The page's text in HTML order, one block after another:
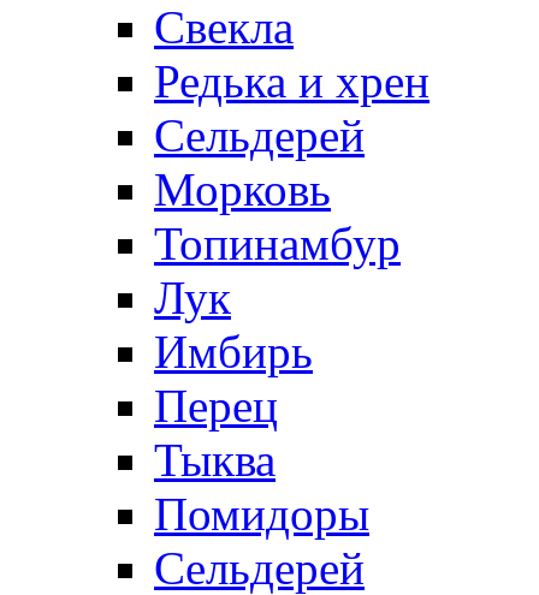
Свекла
Редька и хрен
Сельдерей
Морковь
Топинамбур
Лук
Имбирь
Перец
Тыква
Помидоры
Сельдерей